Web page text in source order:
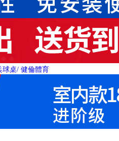
球桌/ 健倫體育